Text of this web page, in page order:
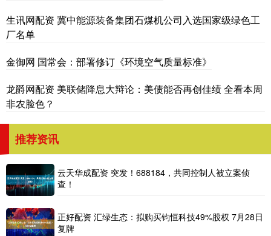
生讯网配资 冀中能源装备集团石煤机公司入选国家级绿色工
厂名单
金御网 国常会：部署修订《环境空气质量标准》
龙爵网配资 美联储降息大辩论：美债能否再创佳绩 全看本周
非农脸色？
推荐资讯
云天华成配资 突发！688184，共同控制人被立案侦
查！
正好配资 汇绿生态：拟购买钧恒科技49%股权 7月28日
复牌